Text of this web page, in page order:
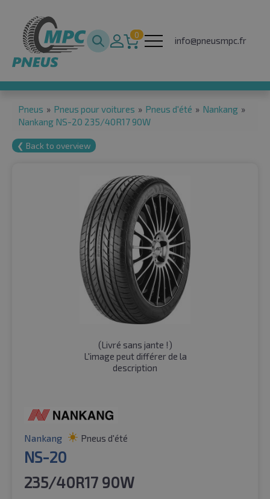
0
info@pneusmpc.fr
Pneus » Pneus pour voitures » Pneus d'été » Nankang »
Nankang NS-20 235/40R17 90W
❮ Back to overview
(Livré sans jante !)
L'image peut différer de la
description
Nankang Pneus d'été
NS-20
235/40R17 90W